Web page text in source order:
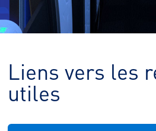
Liens vers les
utiles